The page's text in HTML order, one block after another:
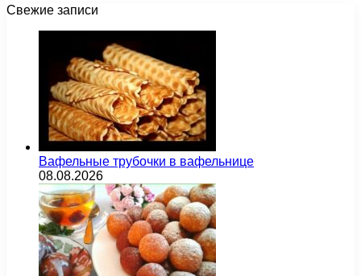
Свежие записи
Вафельные трубочки в вафельнице
08.08.2026